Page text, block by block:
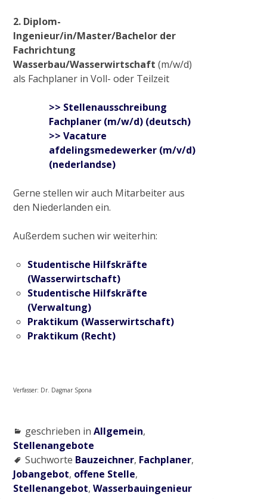
Renaturierung Stadtgraben Wachtendonk
Baumaßnahme S-Kurve in Münchheide
Absperrbauwerke an der Niers
Radtour „Wasser in Kultur- und Naturraum
rund um Wachtendonk“
2021
Wachtendonk
„Uferabflachung Flöthgraben“ im
Naturschutzgebiet Grasheide und
Mühlhausener Benden
2023
2. Diplom-
Ingenieur/in/Master/Bachelor der
Fachrichtung
Wasserbau/Wasserwirtschaft (m/w/d)
als Fachplaner in Voll- oder Teilzeit
>> Stellenausschreibung
Fachplaner (m/w/d) (deutsch)
>> Vacature
afdelingsmedewerker (m/v/d)
(nederlandse)
Gerne stellen wir auch Mitarbeiter aus
den Niederlanden ein.
Außerdem suchen wir weiterhin:
Studentische Hilfskräfte
(Wasserwirtschaft)
Studentische Hilfskräfte
(Verwaltung)
Praktikum (Wasserwirtschaft)
Praktikum (Recht)
Verfasser: Dr. Dagmar Spona
geschrieben in Allgemein,
Stellenangebote
Suchworte Bauzeichner, Fachplaner,
Jobangebot, offene Stelle,
Stellenangebot, Wasserbauingenieur